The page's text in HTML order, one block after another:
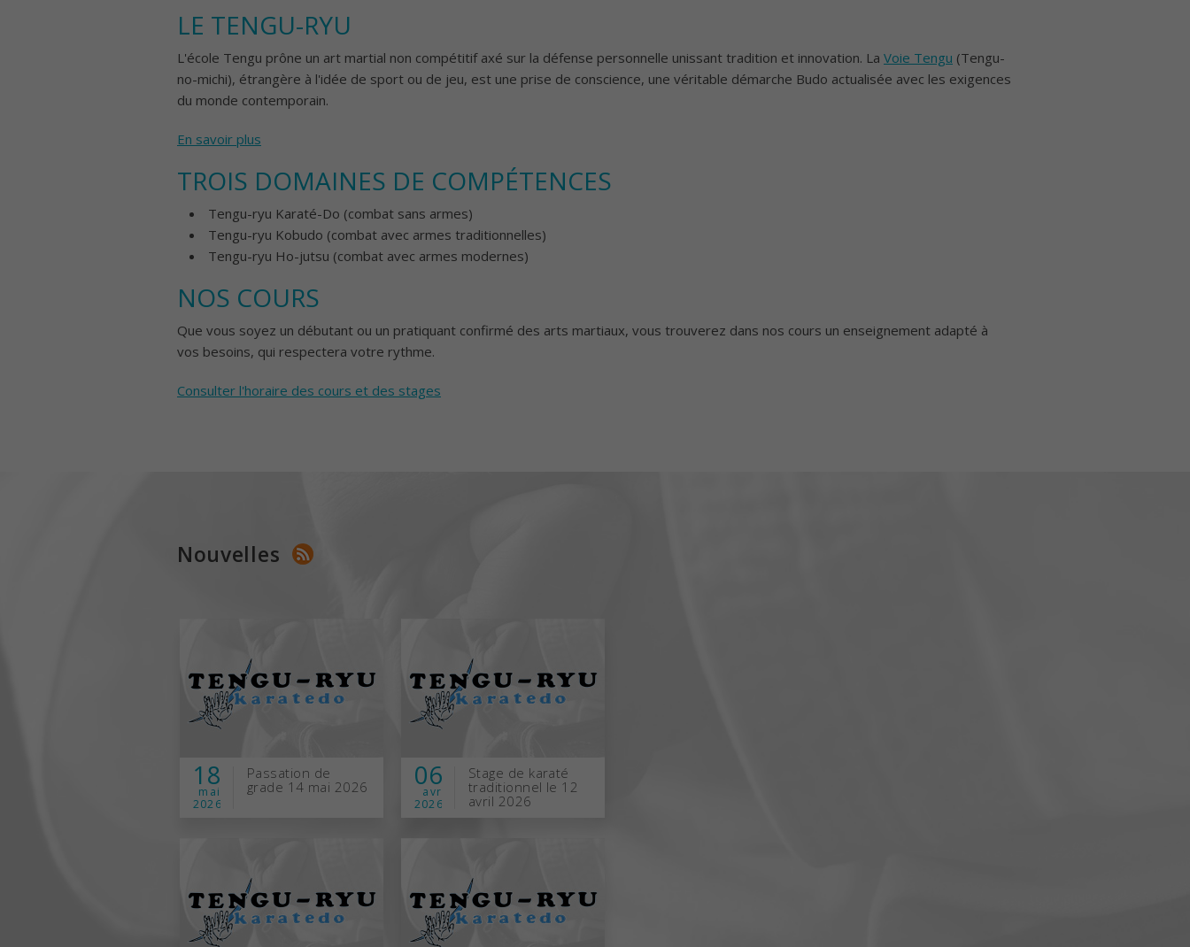
LE TENGU-RYU
L'école Tengu prône un art martial non compétitif axé sur la défense personnelle unissant tradition et innovation. La Voie Tengu (Tengu-
no-michi), étrangère à l'idée de sport ou de jeu, est une prise de conscience, une véritable démarche Budo actualisée avec les exigences
du monde contemporain.
En savoir plus
TROIS DOMAINES DE COMPÉTENCES
Tengu-ryu Karaté-Do (combat sans armes)
Tengu-ryu Kobudo (combat avec armes traditionnelles)
Tengu-ryu Ho-jutsu (combat avec armes modernes)
NOS COURS
Que vous soyez un débutant ou un pratiquant confirmé des arts martiaux, vous trouverez dans nos cours un enseignement adapté à
vos besoins, qui respectera votre rythme.
Consulter l'horaire des cours et des stages
Nouvelles
18
mai
2026
Passation de
grade 14 mai 2026
06
avr
2026
Stage de karaté
traditionnel le 12
avril 2026